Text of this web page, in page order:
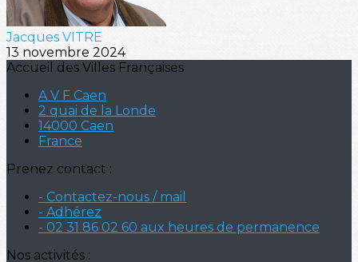
Jacques VITRE
13 novembre 2024
Accueil des Villes Françaises
A V F Caen
2 quai de la Londe
14000 Caen
France
Prenez contact :
- Contactez-nous / mail
- Adhérez
- 02 31 86 02 60 aux heures de permanence
Nos activités :